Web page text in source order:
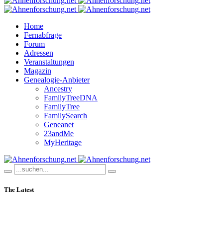
Home
Fernabfrage
Forum
Adressen
Veranstaltungen
Magazin
Genealogie-Anbieter
Ancestry
FamilyTreeDNA
FamilyTree
FamilySearch
Geneanet
23andMe
MyHeritage
The Latest